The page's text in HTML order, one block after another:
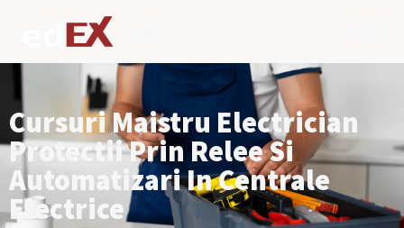
Cursuri Maistru Electrician
Protectii Prin Relee Si
Automatizari In Centrale
Electrice